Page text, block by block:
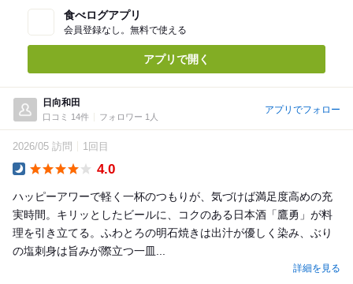
食べログアプリ
会員登録なし。無料で使える
アプリで開く
日向和田
口コミ 14件 フォロワー 1人
アプリでフォロー
2026/05 訪問 1回目
4.0
ハッピーアワーで軽く一杯のつもりが、気づけば満足度高めの充
実時間。キリッとしたビールに、コクのある日本酒「鷹勇」が料
理を引き立てる。ふわとろの明石焼きは出汁が優しく染み、ぶり
の塩刺身は旨みが際立つ一皿...
詳細を見る